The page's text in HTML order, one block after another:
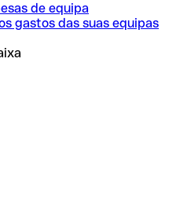
de equipa
gastos das suas equipas